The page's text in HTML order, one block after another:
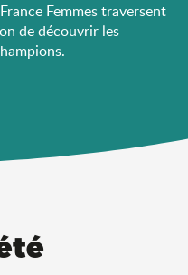
Femmes traversent
de découvrir les